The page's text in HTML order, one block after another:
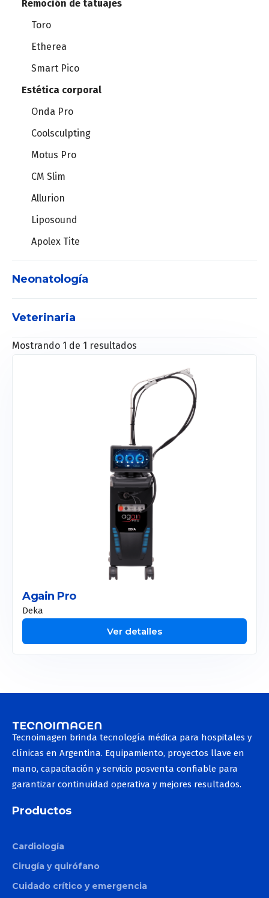
Remoción de tatuajes
Toro
Etherea
Smart Pico
Estética corporal
Onda Pro
Coolsculpting
Motus Pro
CM Slim
Allurion
Liposound
Apolex Tite
Neonatología
Incubadoras
Lámpara de Fototerapia
Veterinaria
Equipo de rayos X Vet
Detectores digitales Vet
Mostrando 1 de 1 resultados
Again Pro
Deka
Ver detalles
Tecnoimagen brinda tecnología médica para hospitales y
clínicas en Argentina. Equipamiento, proyectos llave en
mano, capacitación y servicio posventa confiable para
garantizar continuidad operativa y mejores resultados.
Productos
Cardiología
Cirugía y quirófano
Cuidado crítico y emergencia